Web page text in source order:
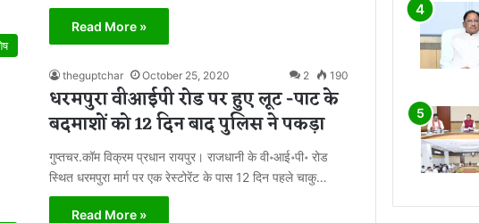
Read More »
theguptchar October 25, 2020 2 190
धरमपुरा वीआईपी रोड पर हुए लूट -पाट के
बदमाशों को 12 दिन बाद पुलिस ने पकड़ा
गुप्तचर.कॉम विक्रम प्रधान रायपुर। राजधानी के वी॰आई॰पी॰ रोड
स्थित धरमपुरा मार्ग पर एक रेस्टोरेंट के पास 12 दिन पहले चाकु…
Read More »